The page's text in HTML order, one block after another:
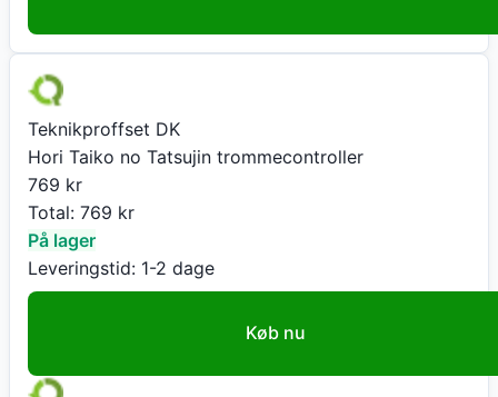
Teknikproffset DK
Hori Taiko no Tatsujin trommecontroller
769 kr
Total: 769 kr
På lager
Leveringstid: 1-2 dage
Køb nu